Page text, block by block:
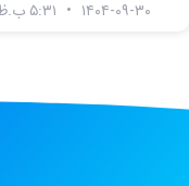
۱۴۰۴-۰۹-۳۰